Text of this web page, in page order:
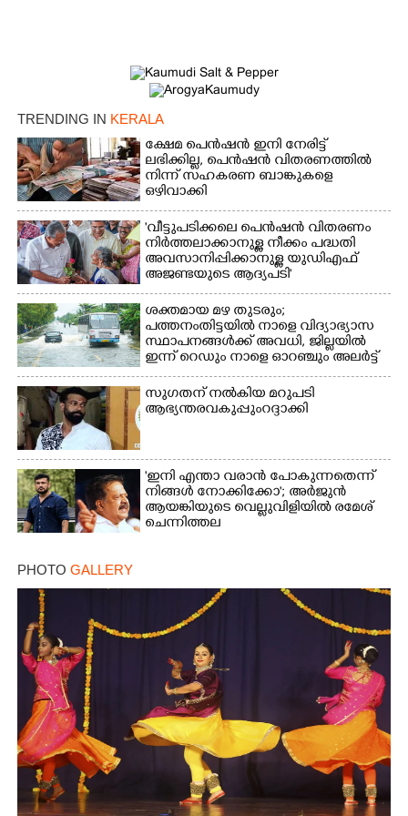
TRENDING IN KERALA
ക്ഷേമ പെൻഷൻ ഇനി നേരിട്ട്
ലഭിക്കില്ല,​ പെൻഷൻ വിതരണത്തിൽ
നിന്ന് സഹകരണ ബാങ്കുകളെ
ഒഴിവാക്കി
'വീട്ടുപടിക്കലെ പെൻഷൻ വിതരണം
നിർത്തലാക്കാനുള്ള നീക്കം പദ്ധതി
അവസാനിപ്പിക്കാനുള്ള യുഡിഎഫ്
അജണ്ടയുടെ ആദ്യപടി'
ശക്തമായ മഴ തുടരും;
പത്തനംതിട്ടയിൽ നാളെ വിദ്യാഭ്യാസ
സ്ഥാപനങ്ങൾക്ക് അവധി,​ ജില്ലയിൽ
ഇന്ന് റെ‌ഡും നാളെ ഓറഞ്ചും അലർട്ട്
സുഗതന് നൽകിയ മറുപടി
ആഭ്യന്തരവകുപ്പും റദ്ദാക്കി
'ഇനി എന്താ വരാൻ പോകുന്നതെന്ന്
നിങ്ങൾ നോക്കിക്കോ'; അർജുൻ
ആയങ്കിയുടെ വെല്ലുവിളിയിൽ രമേശ്
ചെന്നിത്തല
PHOTO GALLERY